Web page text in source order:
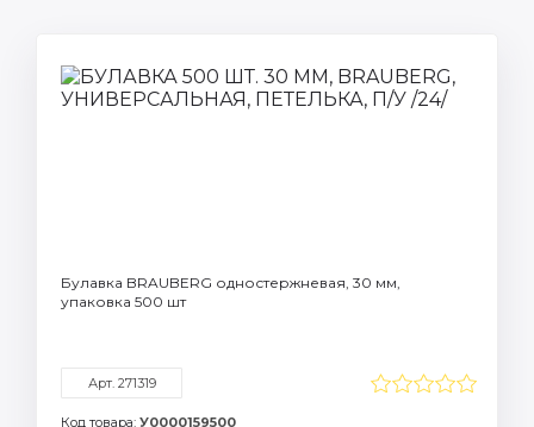
Булавка BRAUBERG одностержневая, 30 мм,
упаковка 500 шт
Арт. 271319
Код товара: У0000159500